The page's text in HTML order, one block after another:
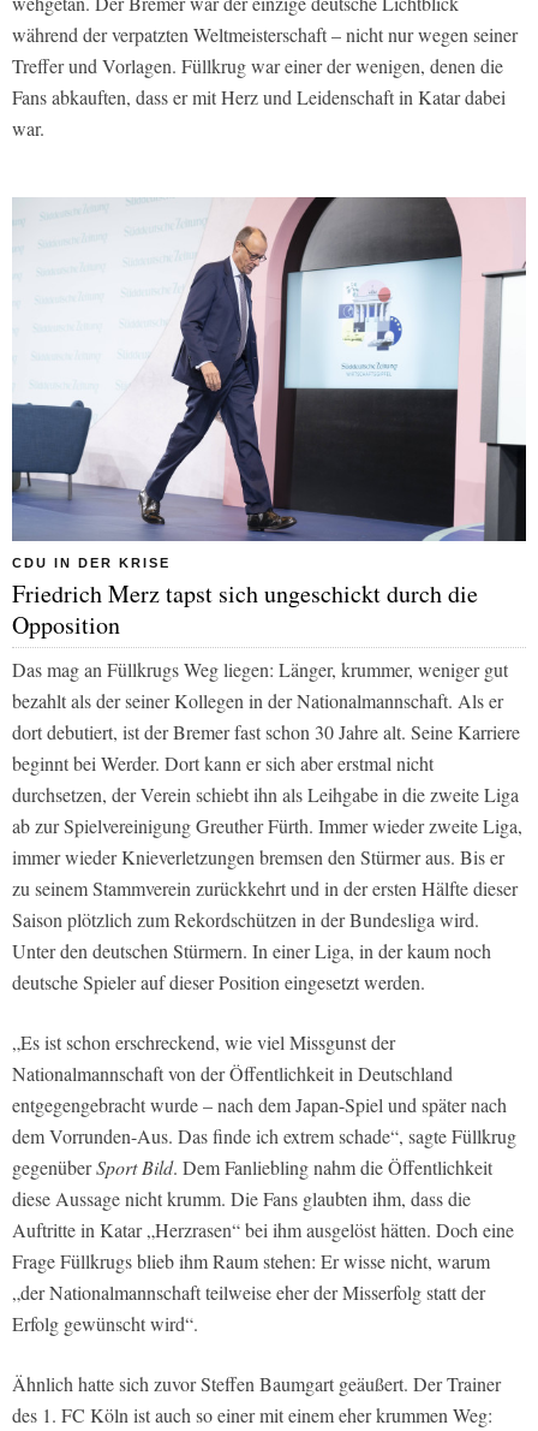
während der verpatzten Weltmeisterschaft – nicht nur wegen seiner
Treffer und Vorlagen. Füllkrug war einer der wenigen, denen die
Fans abkauften, dass er mit Herz und Leidenschaft in Katar dabei
war.
CDU IN DER KRISE
Friedrich Merz tapst sich ungeschickt durch die
Opposition
Das mag an Füllkrugs Weg liegen: Länger, krummer, weniger gut
bezahlt als der seiner Kollegen in der Nationalmannschaft. Als er
dort debutiert, ist der Bremer fast schon 30 Jahre alt. Seine Karriere
beginnt bei Werder. Dort kann er sich aber erstmal nicht
durchsetzen, der Verein schiebt ihn als Leihgabe in die zweite Liga
ab zur Spielvereinigung Greuther Fürth. Immer wieder zweite Liga,
immer wieder Knieverletzungen bremsen den Stürmer aus. Bis er
zu seinem Stammverein zurückkehrt und in der ersten Hälfte dieser
Saison plötzlich zum Rekordschützen in der Bundesliga wird.
Unter den deutschen Stürmern. In einer Liga, in der kaum noch
deutsche Spieler auf dieser Position eingesetzt werden.
„Es ist schon erschreckend, wie viel Missgunst der
Nationalmannschaft von der Öffentlichkeit in Deutschland
entgegengebracht wurde – nach dem Japan-Spiel und später nach
dem Vorrunden-Aus. Das finde ich extrem schade“, sagte Füllkrug
gegenüberSport Bild. Dem Fanliebling nahm die Öffentlichkeit
diese Aussage nicht krumm. Die Fans glaubten ihm, dass die
Auftritte in Katar „Herzrasen“ bei ihm ausgelöst hätten. Doch eine
Frage Füllkrugs blieb ihm Raum stehen: Er wisse nicht, warum
„der Nationalmannschaft teilweise eher der Misserfolg statt der
Erfolg gewünscht wird“.
Ähnlich hatte sich zuvor Steffen Baumgart geäußert. Der Trainer
des 1. FC Köln ist auch so einer mit einem eher krummen Weg: